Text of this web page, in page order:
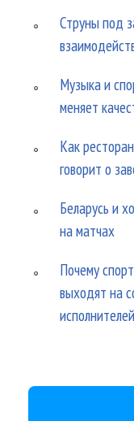
Струны под
Музыка и
меняет
Как
говорит о
Беларусь и
на матчах
Почему
выходят на
исполнителей